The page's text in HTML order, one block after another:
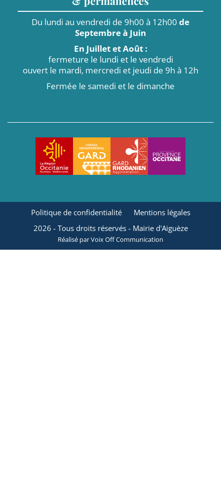
Du lundi au vendredi de 9h00 à 12h00 de
Septembre à Juin
En Juillet et Août :
fermeture le lundi et le vendredi
ouvert le mardi, mercredi et jeudi de 9h à 12h
Fermée le samedi et le dimanche
2026 - Tous droits réservés - Mairie d'Aiguèze
Réalisé par Voix Off Communication
Politique de confidentialité Mentions légales